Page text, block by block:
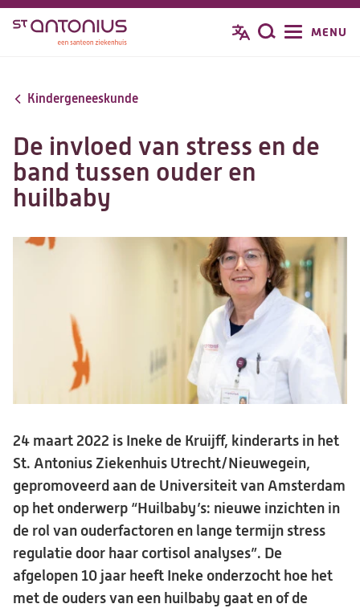
Overslaan
inhoud
Zoeken
MENU
Kindergeneeskunde
De invloed van stress en de
band tussen ouder en
huilbaby
24 maart 2022 is Ineke de Kruijff, kinderarts in het
St. Antonius Ziekenhuis Utrecht/Nieuwegein,
gepromoveerd aan de Universiteit van Amsterdam
op het onderwerp “Huilbaby’s: nieuwe inzichten in
de rol van ouderfactoren en lange termijn stress
regulatie door haar cortisol analyses”. De
afgelopen 10 jaar heeft Ineke onderzocht hoe het
met de ouders van een huilbaby gaat en of de